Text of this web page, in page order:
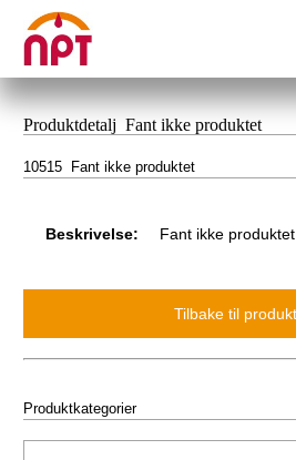
Produktdetalj Fant ikke produktet
10515 Fant ikke produktet
Beskrivelse: Fant ikke produktet
Produktkategorier